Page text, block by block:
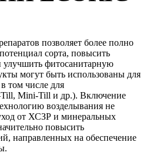
позволяет более полно
сорта, повысить
улучшить фитосанитарную
могут быть использованы для
том числе для
Mini-Till и др.). Включение
возделывания не
от ХСЗР и минеральных
повысить
направленных на обеспечение